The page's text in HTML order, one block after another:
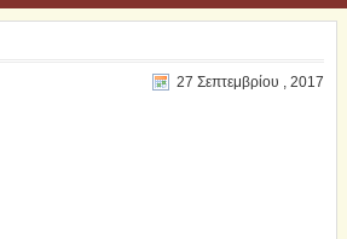
27 Σεπτεμβρίου , 2017